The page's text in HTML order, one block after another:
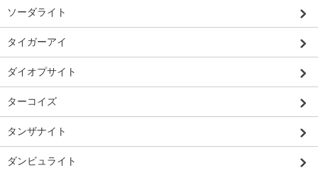
ソーダライト
タイガーアイ
ダイオプサイト
ターコイズ
タンザナイト
ダンビュライト